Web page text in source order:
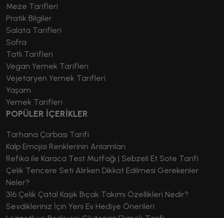
Meze Tarifleri
Pratik Bilgiler
Salata Tarifleri
Sofra
Tatlı Tarifleri
Vegan Yemek Tarifleri
Vejetaryen Yemek Tarifleri
Yaşam
Yemek Tarifleri
POPÜLER İÇERİKLER
Tarhana Çorbası Tarifi
Kalp Emojisi Renklerinin Anlamları
Refika ile Karaca Test Mutfağı | Sebzeli Et Sote Tarifi
Çelik Tencere Seti Alırken Dikkat Edilmesi Gerekenler
Neler?
316 Çelik Çatal Kaşık Bıçak Takımı Özellikleri Nedir?
Sevdikleriniz İçin Yeni Ev Hediye Önerileri